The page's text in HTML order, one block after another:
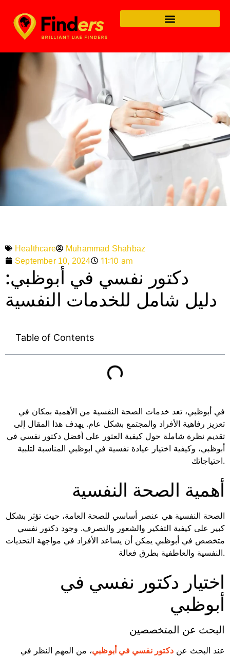
Healthcare
Muhammad Shahbaz
September 10, 2024
11:10 am
دكتور نفسي في أبوظبي:
دليل شامل للخدمات النفسية
Table of Contents
في أبوظبي، تعد خدمات الصحة النفسية من الأهمية بمكان في
تعزيز رفاهية الأفراد والمجتمع بشكل عام. يهدف هذا المقال إلى
تقديم نظرة شاملة حول كيفية العثور على أفضل دكتور نفسي في
أبوظبي، وكيفية اختيار عيادة نفسية في ابوظبي المناسبة لتلبية
احتياجاتك.
أهمية الصحة النفسية
الصحة النفسية هي عنصر أساسي للصحة العامة، حيث تؤثر بشكل
كبير على كيفية التفكير والشعور والتصرف. وجود دكتور نفسي
متخصص في أبوظبي يمكن أن يساعد الأفراد في مواجهة التحديات
النفسية والعاطفية بطرق فعالة.
اختيار دكتور نفسي في
أبوظبي
البحث عن المتخصصين
عند البحث عن دكتور نفسي في أبوظبي، من المهم النظر في